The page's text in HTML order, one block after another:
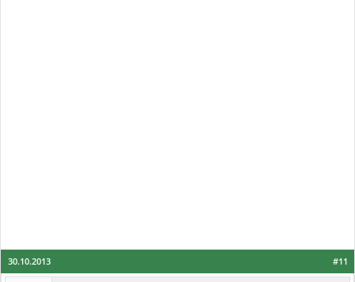
#11
30.10.2013